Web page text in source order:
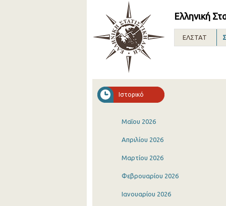
Ελληνική
ΕΛΣΤΑΤ
Ιστορικό
Μαΐου 2026
Απριλίου 2026
Μαρτίου 2026
Φεβρουαρίου 2026
Ιανουαρίου 2026